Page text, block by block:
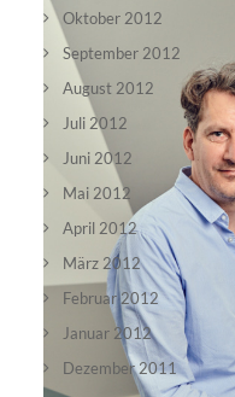
Oktober 2012
September 2012
August 2012
Juli 2012
Juni 2012
Mai 2012
April 2012
März 2012
Februar 2012
Januar 2012
Dezember 2011